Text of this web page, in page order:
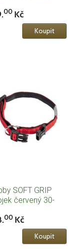
00Kč
SOFT GRIP
červený 30-
00Kč